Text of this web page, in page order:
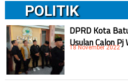
POLITIK
DPRD Kota
Usulan Calon
18 November 2022